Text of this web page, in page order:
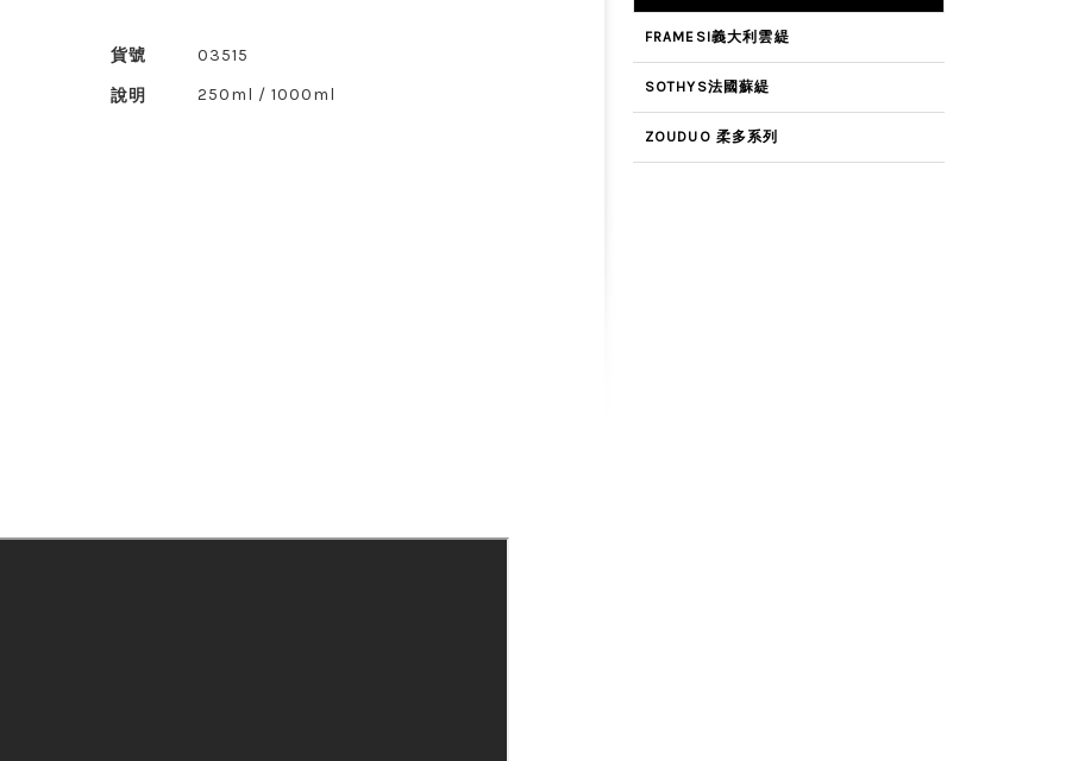
貨號
03515
說明
250ml / 1000ml
FRAMESI義大利雲緹
SOTHYS法國蘇緹
ZOUDUO 柔多系列